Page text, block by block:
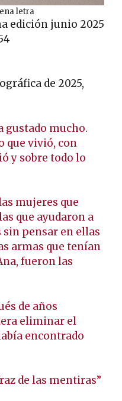
letra
edición junio 2025
de 2025,
gustado mucho.
que vivió, con
y sobre todo lo
mujeres que
que ayudaron a
pensar en ellas
armas que tenían
fueron las
de años
eliminar el
encontrado
de las mentiras”